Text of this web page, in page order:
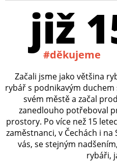
již
#děkujeme
Začali jsme jako většina
rybář s podnikavým
svém městě a začal
zanedlouho potřeboval
prostory. Po více než 15
zaměstnanci, v Čechách i
vás, se stejným
rybáři,